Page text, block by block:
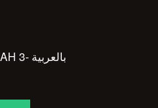
JUMU’AH 3- بالعربية